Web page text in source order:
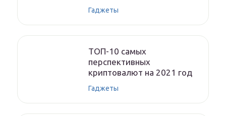
Гаджеты
ТОП-10 самых
перспективных
криптовалют на 2021 год
Гаджеты